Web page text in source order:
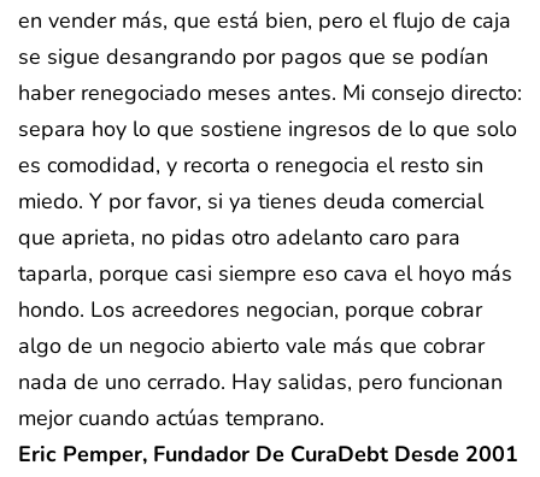
en vender más, que está bien, pero el flujo de caja
se sigue desangrando por pagos que se podían
haber renegociado meses antes. Mi consejo directo:
separa hoy lo que sostiene ingresos de lo que solo
es comodidad, y recorta o renegocia el resto sin
miedo. Y por favor, si ya tienes deuda comercial
que aprieta, no pidas otro adelanto caro para
taparla, porque casi siempre eso cava el hoyo más
hondo. Los acreedores negocian, porque cobrar
algo de un negocio abierto vale más que cobrar
nada de uno cerrado. Hay salidas, pero funcionan
mejor cuando actúas temprano.
Eric Pemper, Fundador De CuraDebt Desde 2001